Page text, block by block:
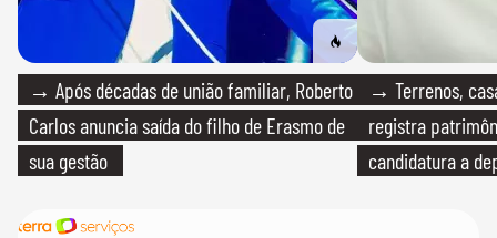
→ Após décadas de união familiar, Roberto
Carlos anuncia saída do filho de Erasmo de
sua gestão
→ Terrenos,
registra
candidatura a